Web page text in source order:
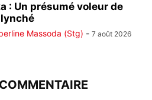
: Un présumé voleur de
Massoda (Stg) - 7 août 2026